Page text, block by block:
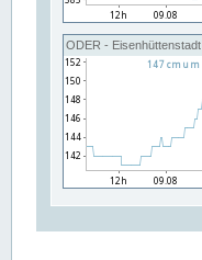
ODER - Eisenhüttenstadt